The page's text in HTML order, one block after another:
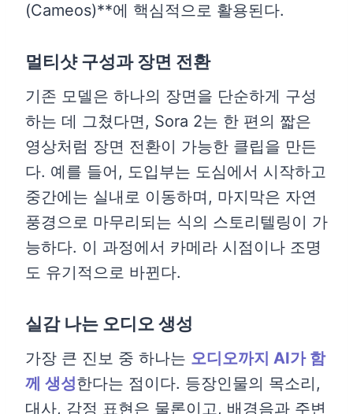
(Cameos)**에 핵심적으로 활용된다.
멀티샷 구성과 장면 전환
기존 모델은 하나의 장면을 단순하게 구성
하는 데 그쳤다면, Sora 2는 한 편의 짧은
영상처럼 장면 전환이 가능한 클립을 만든
다. 예를 들어, 도입부는 도심에서 시작하고
중간에는 실내로 이동하며, 마지막은 자연
풍경으로 마무리되는 식의 스토리텔링이 가
능하다. 이 과정에서 카메라 시점이나 조명
도 유기적으로 바뀐다.
실감 나는 오디오 생성
가장 큰 진보 중 하나는 오디오까지 AI가 함
께 생성한다는 점이다. 등장인물의 목소리,
대사, 감정 표현은 물론이고, 배경음과 주변